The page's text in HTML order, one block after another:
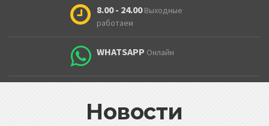
8.00 - 24.00 Выходные
работаем
WHATSAPP Онлайн
Новости